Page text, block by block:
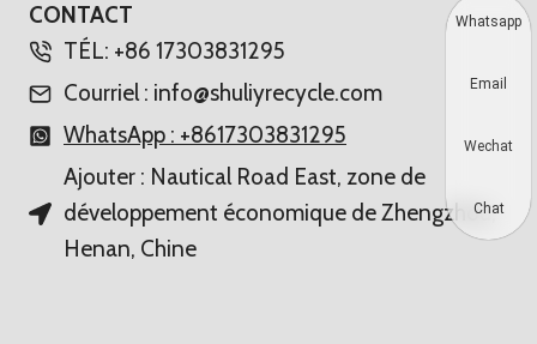
CONTACT
TÉL: +86 17303831295
Courriel : info@shuliyrecycle.com
WhatsApp : +8617303831295
Ajouter : Nautical Road East, zone de
développement économique de Zhengzhou,
Henan, Chine
Whatsapp
Email
Wechat
Chat